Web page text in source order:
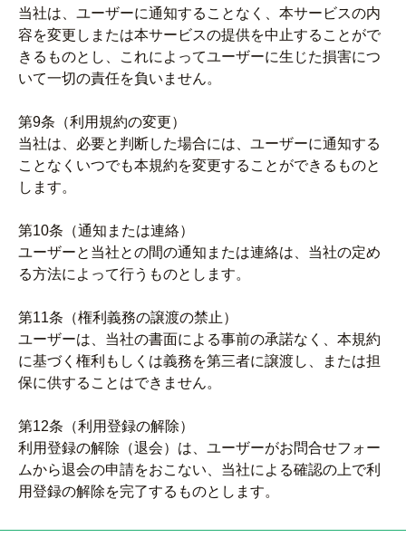
当社は、ユーザーに通知することなく、本サービスの内
容を変更しまたは本サービスの提供を中止することがで
きるものとし、これによってユーザーに生じた損害につ
いて一切の責任を負いません。
第9条（利用規約の変更）
当社は、必要と判断した場合には、ユーザーに通知する
ことなくいつでも本規約を変更することができるものと
します。
第10条（通知または連絡）
ユーザーと当社との間の通知または連絡は、当社の定め
る方法によって行うものとします。
第11条（権利義務の譲渡の禁止）
ユーザーは、当社の書面による事前の承諾なく、本規約
に基づく権利もしくは義務を第三者に譲渡し、または担
保に供することはできません。
第12条（利用登録の解除）
利用登録の解除（退会）は、ユーザーがお問合せフォー
ムから退会の申請をおこない、当社による確認の上で利
用登録の解除を完了するものとします。